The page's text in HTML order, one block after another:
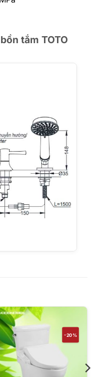
tắm TOTO
-20%